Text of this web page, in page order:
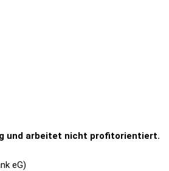
und arbeitet nicht profitorientiert.
eG)